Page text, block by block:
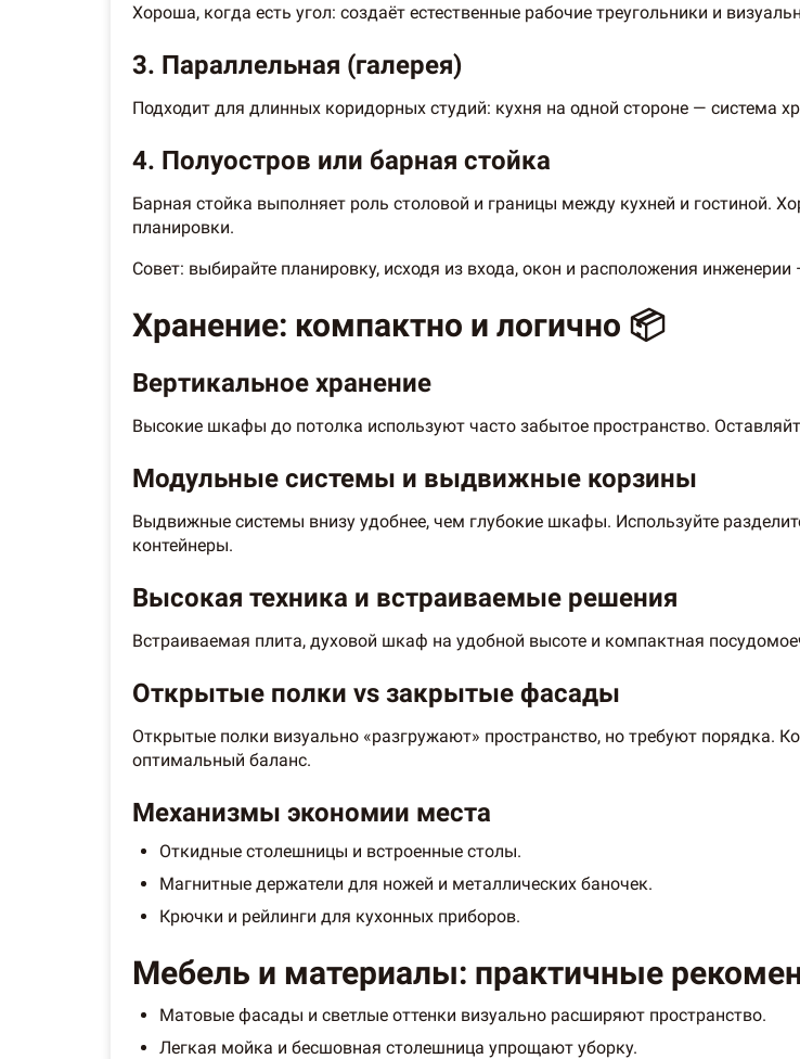
Хороша, когда есть угол: создаёт естественные рабочие треугольники и
3. Параллельная (галерея)
Подходит для длинных коридорных студий: кухня на одной стороне — система
4. Полуостров или барная стойка
Барная стойка выполняет роль столовой и границы между кухней и гостиной.
планировки.
Совет: выбирайте планировку, исходя из входа, окон и расположения
Хранение: компактно и логично 📦
Вертикальное хранение
Высокие шкафы до потолка используют часто забытое пространство.
Модульные системы и выдвижные корзины
Выдвижные системы внизу удобнее, чем глубокие шкафы. Используйте
контейнеры.
Высокая техника и встраиваемые решения
Встраиваемая плита, духовой шкаф на удобной высоте и компактная
Открытые полки vs закрытые фасады
Открытые полки визуально «разгружают» пространство, но требуют
оптимальный баланс.
Механизмы экономии места
Откидные столешницы и встроенные столы.
Магнитные держатели для ножей и металлических баночек.
Крючки и рейлинги для кухонных приборов.
Мебель и материалы: практичные
Матовые фасады и светлые оттенки визуально расширяют пространство.
Легкая мойка и бесшовная столешница упрощают уборку.